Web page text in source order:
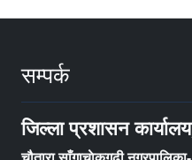
सम्पर्क
जिल्ला प्रशासन